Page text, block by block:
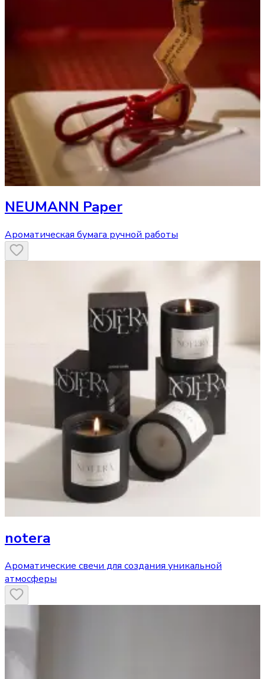
NEUMANN Paper
Ароматическая бумага ручной работы
notera
Ароматические свечи для создания уникальной
атмосферы